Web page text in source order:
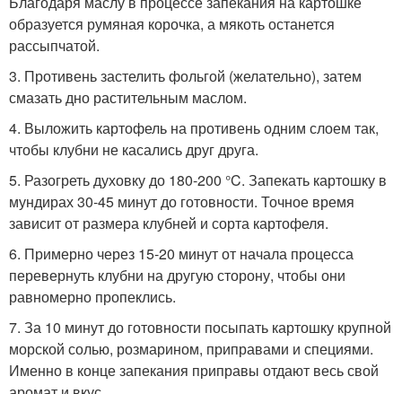
образуется румяная корочка, а мякоть останется
рассыпчатой.
3. Противень застелить фольгой (желательно), затем
смазать дно растительным маслом.
4. Выложить картофель на противень одним слоем так,
чтобы клубни не касались друг друга.
5. Разогреть духовку до 180-200 °C. Запекать картошку в
мундирах 30-45 минут до готовности. Точное время
зависит от размера клубней и сорта картофеля.
6. Примерно через 15-20 минут от начала процесса
перевернуть клубни на другую сторону, чтобы они
равномерно пропеклись.
7. За 10 минут до готовности посыпать картошку крупной
морской солью, розмарином, приправами и специями.
Именно в конце запекания приправы отдают весь свой